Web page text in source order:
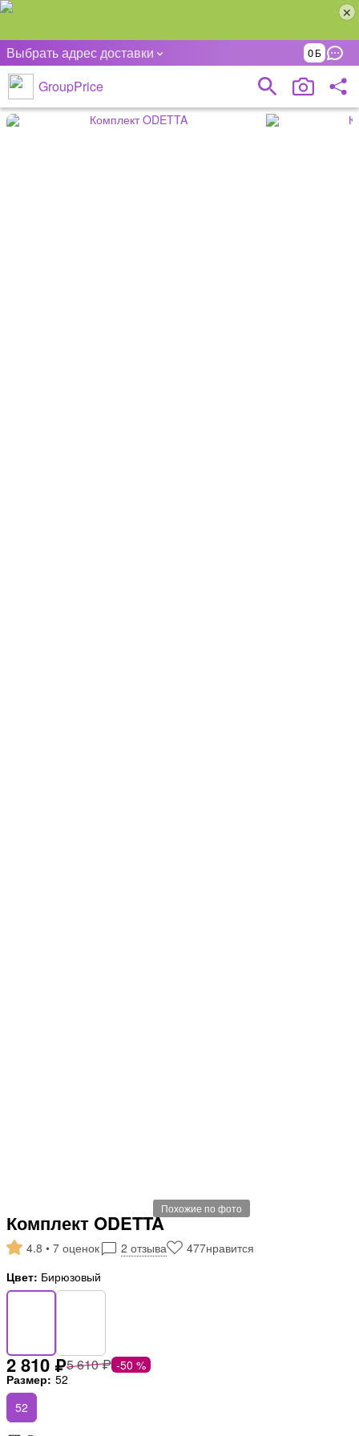
Выбрать адрес доставки 0
GroupPrice
Похожие по фото
Комплект ODETTA
4.8 • 7 оценок 2 отзыва 477нравится
Цвет: Бирюзовый
5 610 ₽ -50 %
2 810 ₽
Размер: 52
52